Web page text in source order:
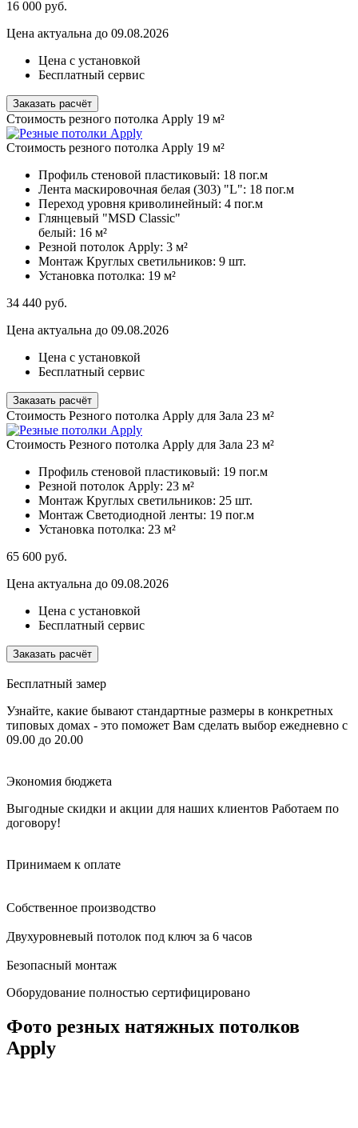
16 000 руб.
Цена актуальна до 09.08.2026
Цена с установкой
Бесплатный сервис
Заказать расчёт
Стоимость резного потолка Apply 19 м²
Стоимость резного потолка Apply 19 м²
Профиль стеновой пластиковый: 18 пог.м
Лента маскировочная белая (303) "L": 18 пог.м
Переход уровня криволинейный: 4 пог.м
Глянцевый "MSD Classic"
белый: 16 м²
Резной потолок Apply: 3 м²
Монтаж Круглых светильников: 9 шт.
Установка потолка: 19 м²
34 440 руб.
Цена актуальна до 09.08.2026
Цена с установкой
Бесплатный сервис
Заказать расчёт
Стоимость Резного потолка Apply для Зала 23 м²
Стоимость Резного потолка Apply для Зала 23 м²
Профиль стеновой пластиковый: 19 пог.м
Резной потолок Apply: 23 м²
Монтаж Круглых светильников: 25 шт.
Монтаж Светодиодной ленты: 19 пог.м
Установка потолка: 23 м²
65 600 руб.
Цена актуальна до 09.08.2026
Цена с установкой
Бесплатный сервис
Заказать расчёт
Бесплатный замер
Узнайте, какие бывают стандартные размеры в конкретных
типовых домах - это поможет Вам сделать выбор ежедневно с
09.00 до 20.00
Экономия бюджета
Выгодные скидки и акции для наших клиентов Работаем по
договору!
Принимаем к оплате
Собственное производство
Двухуровневый потолок под ключ за 6 часов
Безопасный монтаж
Оборудование полностью сертифицировано
Фото резных натяжных потолков
Apply